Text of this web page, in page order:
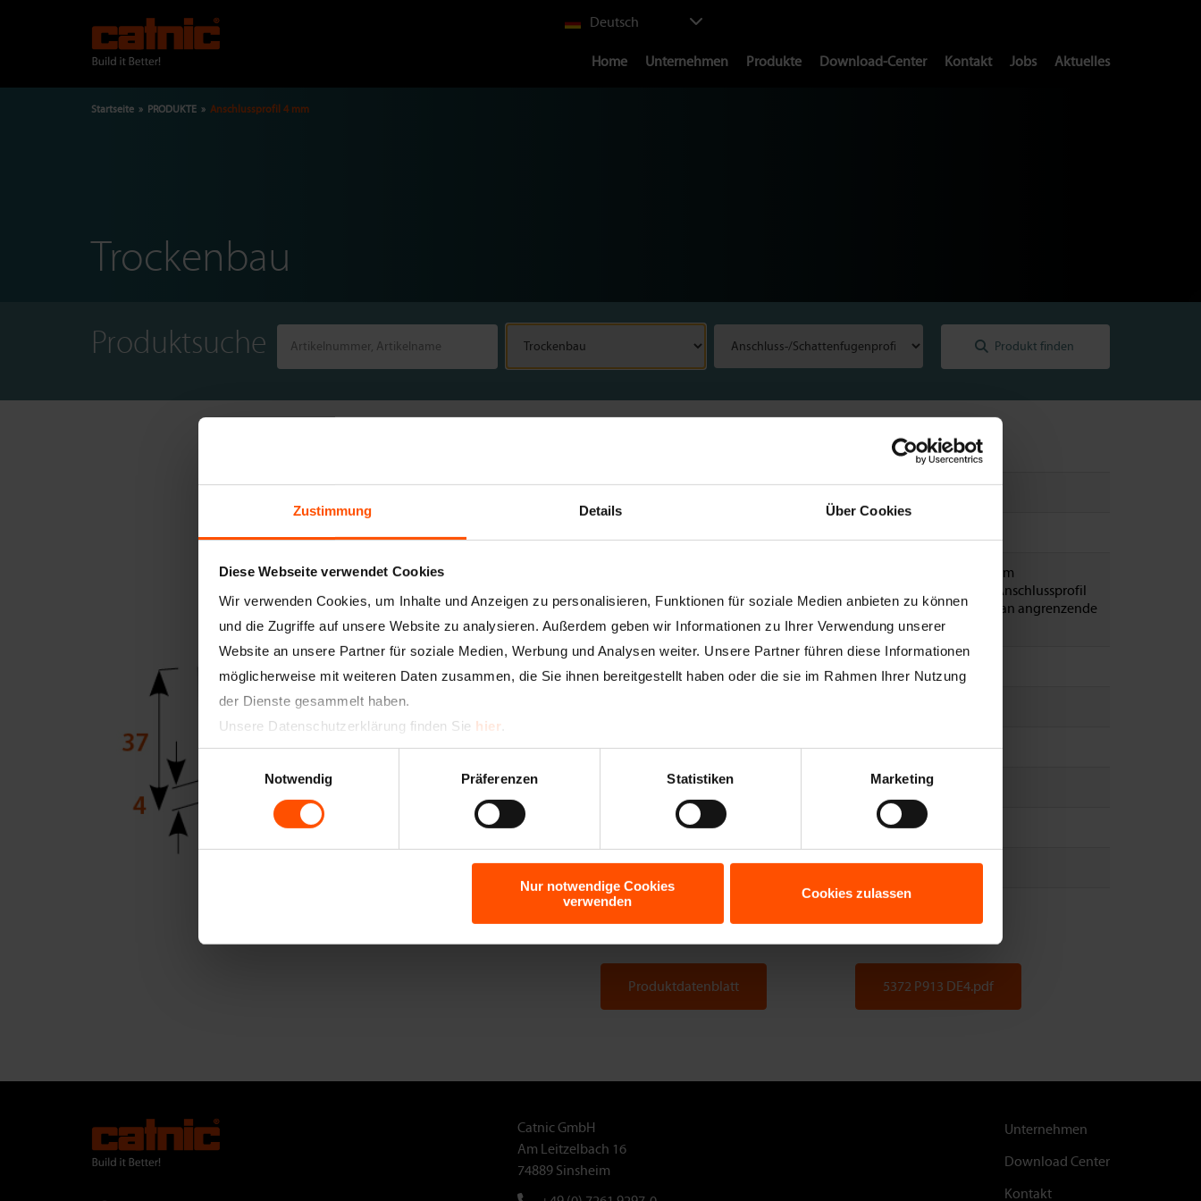
Zustimmung Details Über Cookies
Diese Webseite verwendet Cookies
Wir verwenden Cookies, um Inhalte und Anzeigen zu personalisieren, Funktionen für soziale Medien anbieten zu können
und die Zugriffe auf unsere Website zu analysieren. Außerdem geben wir Informationen zu Ihrer Verwendung unserer
Website an unsere Partner für soziale Medien, Werbung und Analysen weiter. Unsere Partner führen diese Informationen
möglicherweise mit weiteren Daten zusammen, die Sie ihnen bereitgestellt haben oder die sie im Rahmen Ihrer Nutzung
der Dienste gesammelt haben.
Unsere Datenschutzerklärung finden Sie hier
Notwendig
Präferenzen Statistiken Marketing
Nur notwendige Cookies
verwenden
Cookies zulassen
Select
language
Deutsch
Main
Home Unternehmen Produkte Download-Center Kontakt Jobs Aktuelles
Pfadnavigation
Startseite PRODUKTE Anschlussprofil 4 mm
Trockenbau
Produktsuche
Das Profil wird in Verbindung mit 15 mm
Gipskartonplatten im Trockenbau als Anschlussprofil
zur Bildung von 4 mm Schattenfugen an angrenzende
Flächen bzw. Bauteilen eingesetzt.
Putz-/Plattenstärke 15 mm
Material Verzinktes Stahlblech
Standardlängen
1 Bund = 15 Stangen
DOP/Leistungserklärung 5372 P913
Menge/Palette
Produktdatenblatt 5372 P913 DE4.pdf
Catnic GmbH
Am Leitzelbach 16
74889 Sinsheim
Footer
Unternehmen
Download Center
Kontakt